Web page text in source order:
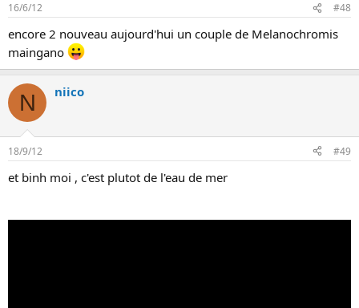
16/6/12 #48
encore 2 nouveau aujourd'hui un couple de Melanochromis
maingano
N niico
18/9/12 #49
et binh moi , c'est plutot de l'eau de mer